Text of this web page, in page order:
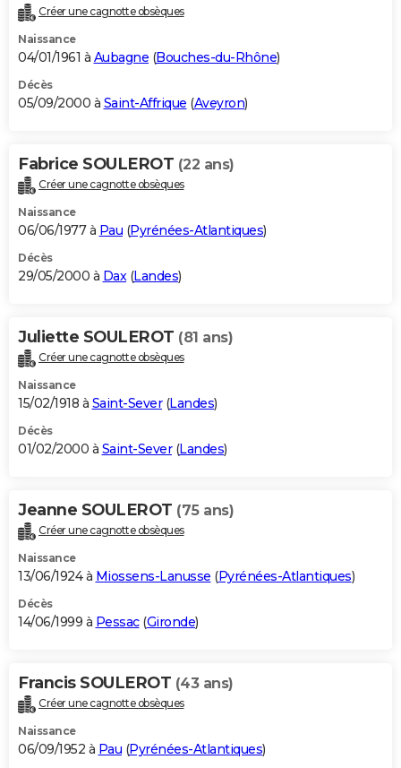
Créer une cagnotte obsèques
Naissance
04/01/1961 à Aubagne (Bouches-du-Rhône)
Décès
05/09/2000 à Saint-Affrique (Aveyron)
Fabrice SOULEROT (22 ans)
Créer une cagnotte obsèques
Naissance
06/06/1977 à Pau (Pyrénées-Atlantiques)
Décès
29/05/2000 à Dax(Landes)
Juliette SOULEROT (81 ans)
Créer une cagnotte obsèques
Naissance
15/02/1918 à Saint-Sever(Landes)
Décès
01/02/2000 à Saint-Sever(Landes)
Jeanne SOULEROT (75 ans)
Créer une cagnotte obsèques
Naissance
13/06/1924 à Miossens-Lanusse (Pyrénées-Atlantiques)
Décès
14/06/1999 à Pessac(Gironde)
Francis SOULEROT (43 ans)
Créer une cagnotte obsèques
Naissance
06/09/1952 à Pau (Pyrénées-Atlantiques)